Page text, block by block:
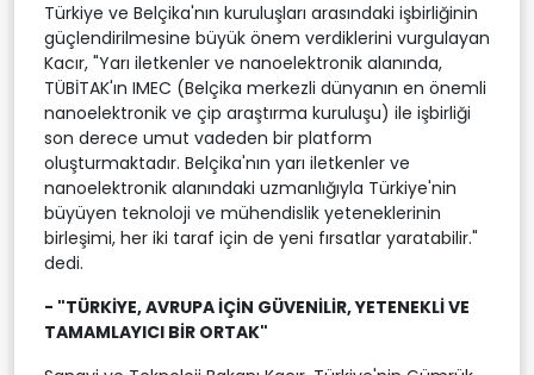
Türkiye ve Belçika'nın kuruluşları arasındaki işbirliğinin
güçlendirilmesine büyük önem verdiklerini vurgulayan
Kacır, "Yarı iletkenler ve nanoelektronik alanında,
TÜBİTAK'ın IMEC (Belçika merkezli dünyanın en önemli
nanoelektronik ve çip araştırma kuruluşu) ile işbirliği
son derece umut vadeden bir platform
oluşturmaktadır. Belçika'nın yarı iletkenler ve
nanoelektronik alanındaki uzmanlığıyla Türkiye'nin
büyüyen teknoloji ve mühendislik yeteneklerinin
birleşimi, her iki taraf için de yeni fırsatlar yaratabilir."
dedi.
- "TÜRKİYE, AVRUPA İÇİN GÜVENİLİR, YETENEKLİ VE
TAMAMLAYICI BİR ORTAK"